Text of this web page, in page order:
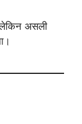
असली